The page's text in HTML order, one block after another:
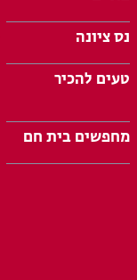
נס ציונה
טעים להכיר
מחפשים בית חם